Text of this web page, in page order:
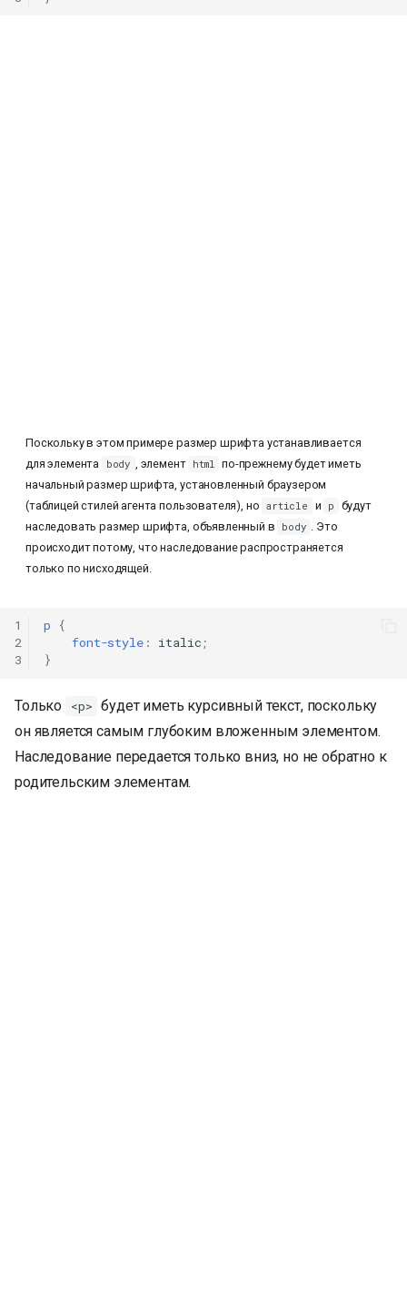
Поскольку в этом примере размер шрифта устанавливается
для элемента
body , элемент html
по-прежнему будет иметь
начальный размер шрифта, установленный браузером
(таблицей стилей агента пользователя), но article и p
будут
наследовать размер шрифта, объявленный в
body
. Это
происходит потому, что наследование распространяется
только по нисходящей.
1
2
3
p
{
font-style: italic;
}
Только <p> будет иметь курсивный текст, поскольку
он является самым глубоким вложенным элементом.
Наследование передается только вниз, но не обратно к
родительским элементам.